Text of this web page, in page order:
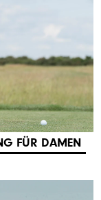
FÜR DAMEN